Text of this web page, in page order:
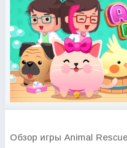
Обзор игры Animal